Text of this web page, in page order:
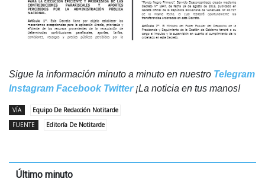
Sigue la información minuto a minuto en nuestro Telegram
Instagram Facebook Twitter¡La noticia en tus manos!
VÍA
Equipo De Redacción Notitarde
FUENTE
Editoría De Notitarde
Último minuto